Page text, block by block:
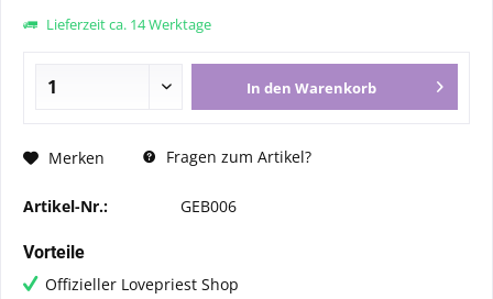
Lieferzeit ca. 14 Werktage
In den Warenkorb
Merken Fragen zum Artikel?
Artikel-Nr.: GEB006
Vorteile
Offizieller Lovepriest Shop